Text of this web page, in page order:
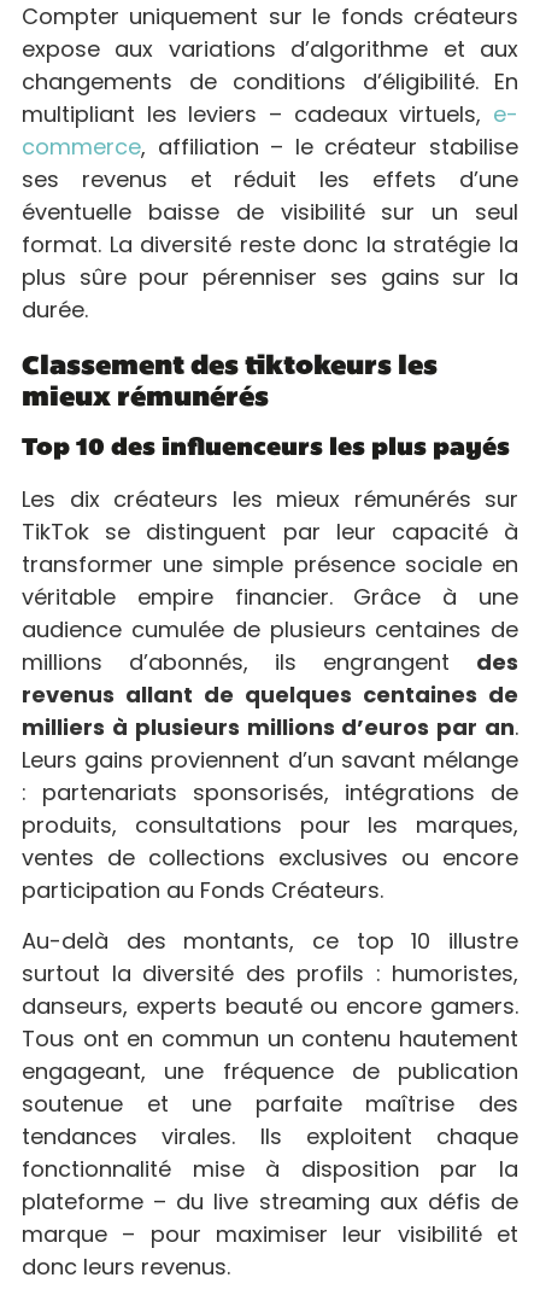
Compter uniquement sur le fonds créateurs
expose aux variations d’algorithme et aux
changements de conditions d’éligibilité. En
multipliant les leviers – cadeaux virtuels, e-
commerce, affiliation – le créateur stabilise
ses revenus et réduit les effets d’une
éventuelle baisse de visibilité sur un seul
format. La diversité reste donc la stratégie la
plus sûre pour pérenniser ses gains sur la
durée.
Classement des tiktokeurs les
mieux rémunérés
Top 10 des influenceurs les plus payés
Les dix créateurs les mieux rémunérés sur
TikTok se distinguent par leur capacité à
transformer une simple présence sociale en
véritable empire financier. Grâce à une
audience cumulée de plusieurs centaines de
millions d’abonnés, ils engrangent des
revenus allant de quelques centaines de
milliers à plusieurs millions d’euros par an.
Leurs gains proviennent d’un savant mélange
: partenariats sponsorisés, intégrations de
produits, consultations pour les marques,
ventes de collections exclusives ou encore
participation au Fonds Créateurs.
Au-delà des montants, ce top 10 illustre
surtout la diversité des profils : humoristes,
danseurs, experts beauté ou encore gamers.
Tous ont en commun un contenu hautement
engageant, une fréquence de publication
soutenue et une parfaite maîtrise des
tendances virales. Ils exploitent chaque
fonctionnalité mise à disposition par la
plateforme – du live streaming aux défis de
marque – pour maximiser leur visibilité et
donc leurs revenus.